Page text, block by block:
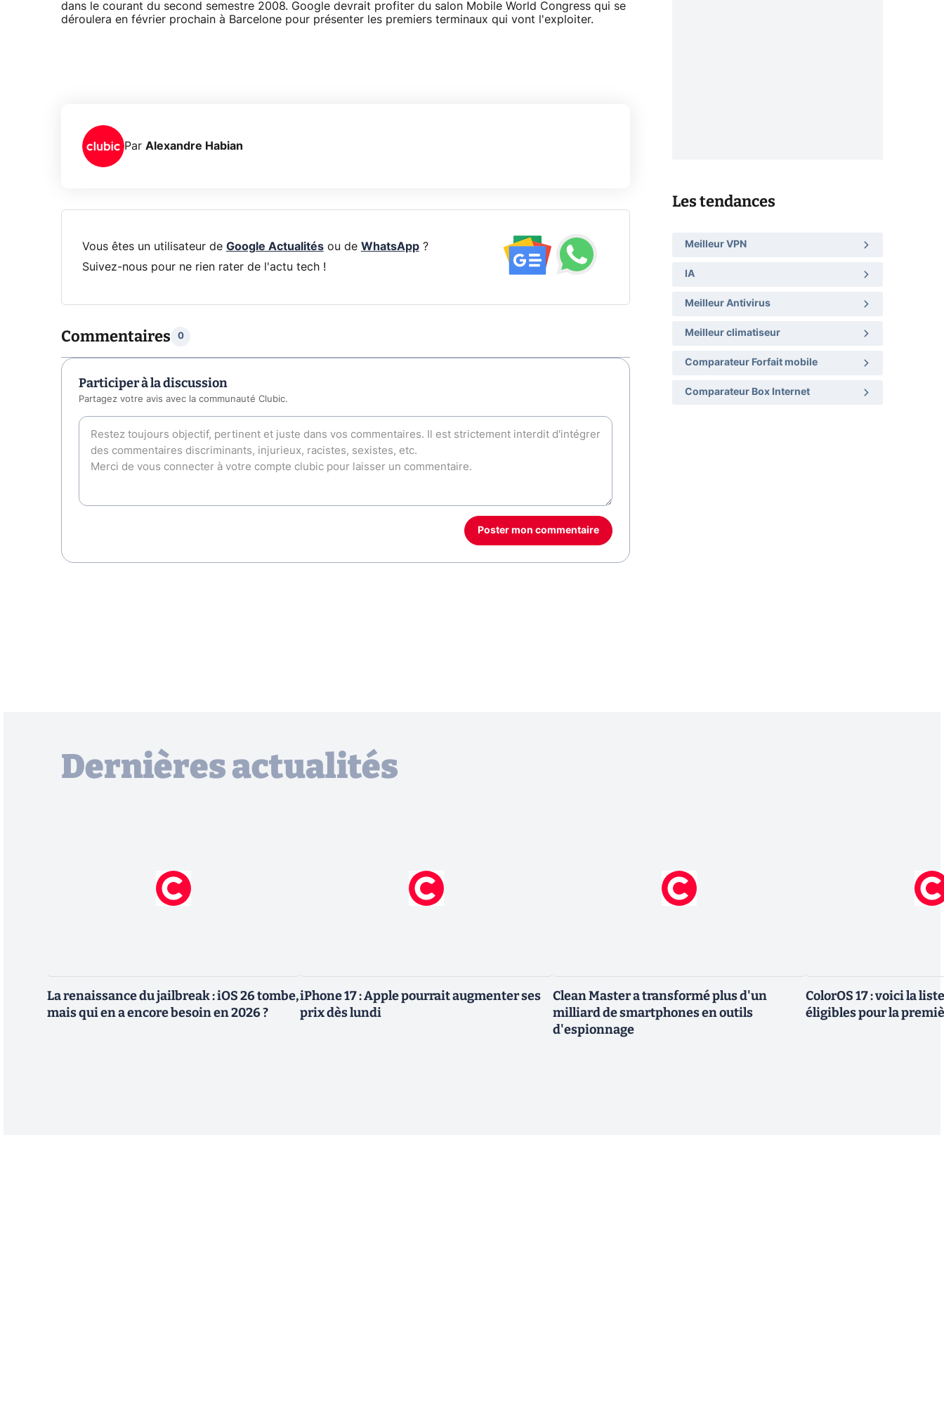
dans le courant du second semestre 2008. Google devrait profiter du salon Mobile World Congress qui se
déroulera en février prochain à Barcelone pour présenter les premiers terminaux qui vont l'exploiter.
Par Alexandre Habian
Vous êtes un utilisateur de Google Actualitésou de WhatsApp?
Suivez-nous pour ne rien rater de l'actu tech !
Commentaires 0
Participer à la discussion
Partagez votre avis avec la communauté Clubic.
Poster mon commentaire
Les tendances
Meilleur VPN
IA
Meilleur Antivirus
Meilleur climatiseur
Comparateur Forfait mobile
Comparateur Box Internet
Dernières actualités
La renaissance du jailbreak : iOS 26 tombe,
mais qui en a encore besoin en 2026 ?
iPhone 17 : Apple pourrait augmenter ses
prix dès lundi
Clean Master a transformé plus d'un
milliard de smartphones en outils
d'espionnage
ColorOS 17 : voici la
éligibles pour la